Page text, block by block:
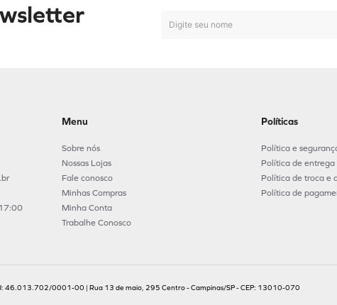
Menu
Sobre nós
Nossas Lojas
Fale conosco
Minhas Compras
Minha Conta
Trabalhe Conosco
Políticas
Política e
Política de entrega
Política de troca e
Política de
46.013.702/0001-00 | Rua 13 de maio, 295 Centro - Campinas/SP - CEP: 13010-070